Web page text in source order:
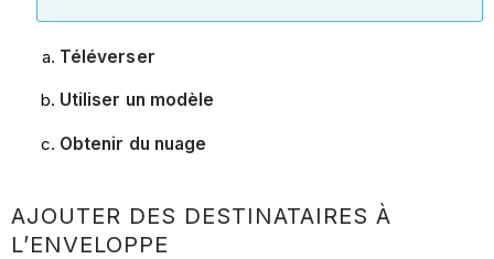
Téléverser
Utiliser un modèle
Obtenir du nuage
AJOUTER DES DESTINATAIRES À
L’ENVELOPPE